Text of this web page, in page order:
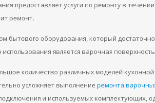
предоставляет услуги по ремонту в
ремонт.
бытового оборудования, который достаточно
является варочная
количество различных моделей
усложняет выполнение ремонта
и используемых комплектующих,